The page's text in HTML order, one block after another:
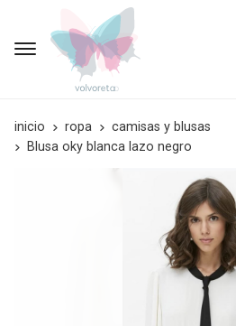
inicio ropa
camisas y blusas
Blusa oky blanca lazo negro